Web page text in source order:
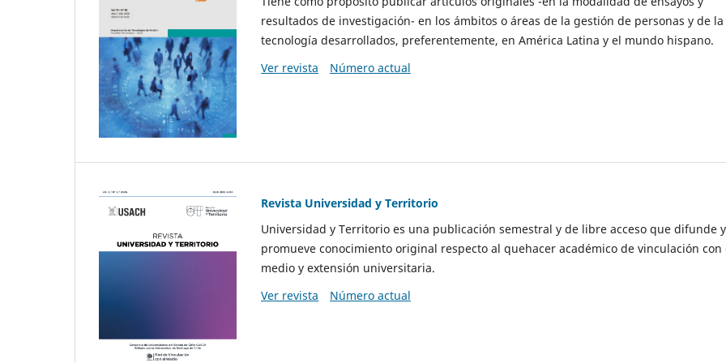
resultados de investigación- en los ámbitos o áreas de la gestión de personas y de la
tecnología desarrollados, preferentemente, en América Latina y el mundo hispano.
Ver revista
Número actual
Revista Universidad y Territorio
Universidad y Territorio es una publicación semestral y de libre acceso que difunde y
promueve conocimiento original respecto al quehacer académico de vinculación con
medio y extensión universitaria.
Ver revista
Número actual